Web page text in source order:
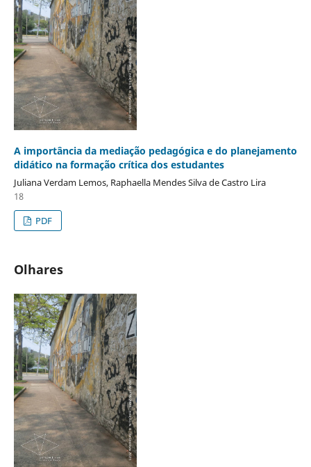
A importância da mediação pedagógica e do planejamento
didático na formação crítica dos estudantes
Juliana Verdam Lemos, Raphaella Mendes Silva de Castro Lira
18
PDF
Olhares